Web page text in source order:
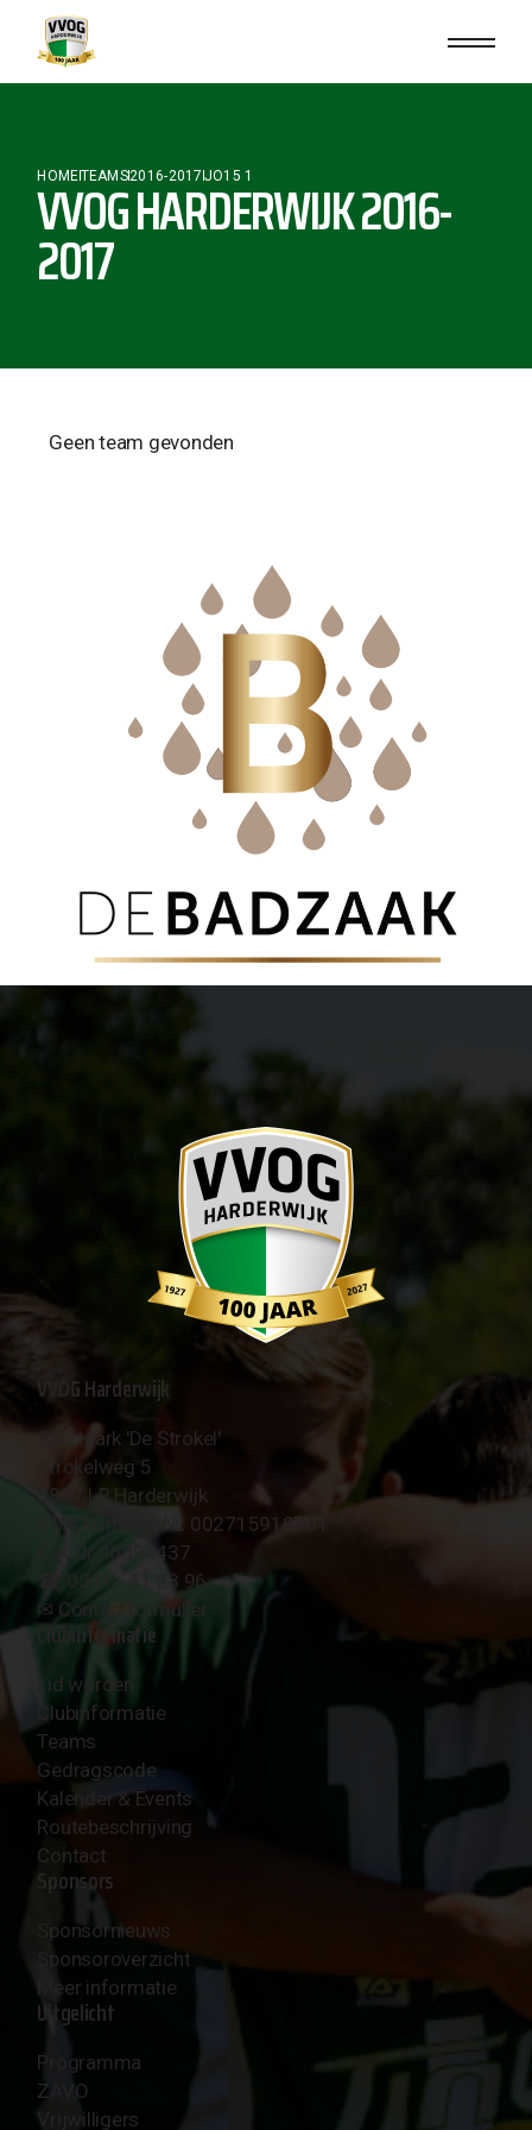
HOMETEAMS2016-2017 JO15 1
VVOG HARDERWIJK 2016-
2017
Geen team gevonden
VVOG Harderwijk
Sportpark 'De Strokel'
Strokelweg 5
3847 LR Harderwijk
BTW Nummer NL 002715910B01
KvK Nr 40094437
☎︎ 0341 - 41 28 96
✉︎ Contactformulier
Clubinformatie
Lid worden
Clubinformatie
Teams
Gedragscode
Kalender & Events
Routebeschrijving
Contact
Sponsors
Sponsornieuws
Sponsoroverzicht
Meer informatie
Uitgelicht
Programma
ZAVO
Vrijwilligers